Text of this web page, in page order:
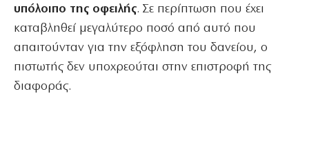
υπόλοιπο της οφειλής. Σε περίπτωση που έχει
καταβληθεί μεγαλύτερο ποσό από αυτό που
απαιτούνταν για την εξόφληση του δανείου, ο
πιστωτής δεν υποχρεούται στην επιστροφή της
διαφοράς.